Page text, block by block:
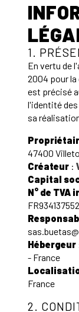
1.
En vertu de
2004 pour
est précisé
l'identité
sa
47400
Créateur :
Capital
N° de
Hébergeur
- France
France
2.